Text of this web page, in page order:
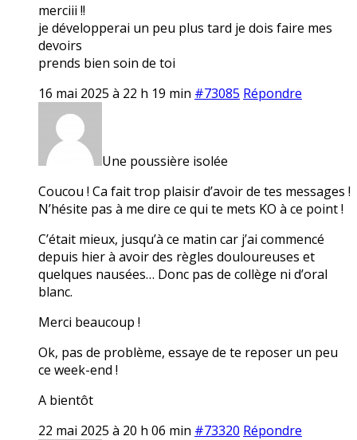
merciii !!
je développerai un peu plus tard je dois faire mes
devoirs
prends bien soin de toi
16 mai 2025 à 22 h 19 min #73085 Répondre
Une poussière isolée
Coucou ! Ca fait trop plaisir d’avoir de tes messages !
N’hésite pas à me dire ce qui te mets KO à ce point !
C’était mieux, jusqu’à ce matin car j’ai commencé
depuis hier à avoir des règles douloureuses et
quelques nausées… Donc pas de collège ni d’oral
blanc.
Merci beaucoup !
Ok, pas de problème, essaye de te reposer un peu
ce week-end !
A bientôt
22 mai 2025 à 20 h 06 min #73320 Répondre